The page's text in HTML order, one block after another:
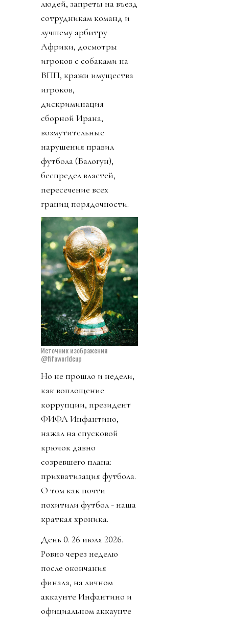
людей, запреты на въезд
сотрудникам команд и
лучшему арбитру
Африки, досмотры
игроков с собаками на
ВПП, кражи имущества
игроков,
дискриминация
сборной Ирана,
возмутительные
нарушения правил
футбола (Балогун),
беспредел властей,
пересечение всех
границ порядочности.
Источник изображения
@fifaworldcup
Но не прошло и недели,
как воплощение
коррупции, президент
ФИФА Инфантино,
нажал на спусковой
крючок давно
созревшего плана:
прихватизация футбола.
О том как почти
похитили футбол - наша
краткая хроника.
День 0. 26 июля 2026.
Ровно через неделю
после окончания
финала, на личном
аккаунте Инфантино и
официальном аккаунте